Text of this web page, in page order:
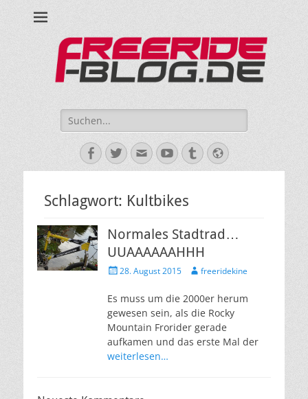
Suche
nach:
Facebook
Twitter
E-
Mail
YouTube
TumblrWebsite
Schlagwort: Kultbikes
Normales Stadtrad…
UUAAAAAAHHH
Veröffentlicht
28. August 2015 Autorfreeridekine
Es muss um die 2000er herum
gewesen sein, als die Rocky
Mountain Frorider gerade
aufkamen und das erste Mal der
weiterlesen…